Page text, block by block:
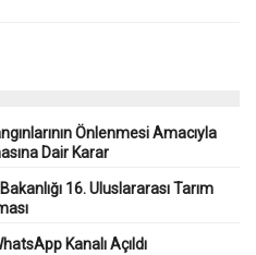
Önlenmesi Amacıyla
Dair Karar
16. Uluslararası Tarım
Kanalı Açıldı